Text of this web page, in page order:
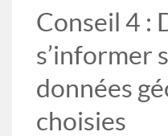
Conseil 4 :
s’informer
données
choisies